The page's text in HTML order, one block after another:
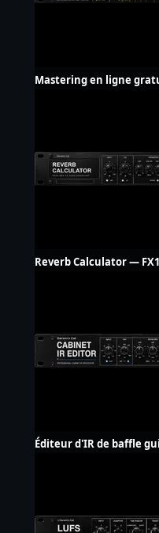
Mastering en ligne
Reverb Calculator —
Éditeur d'IR de baffle